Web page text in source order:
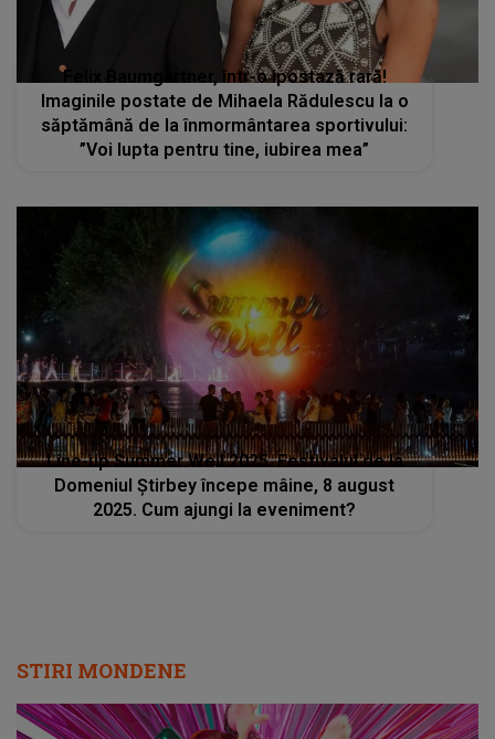
Felix Baumgartner, într-o ipostază rară!
Imaginile postate de Mihaela Rădulescu la o
săptămână de la înmormântarea sportivului:
”Voi lupta pentru tine, iubirea mea”
Line-up Summer Well 2025. Festivalul de la
Domeniul Știrbey începe mâine, 8 august
2025. Cum ajungi la eveniment?
STIRI MONDENE